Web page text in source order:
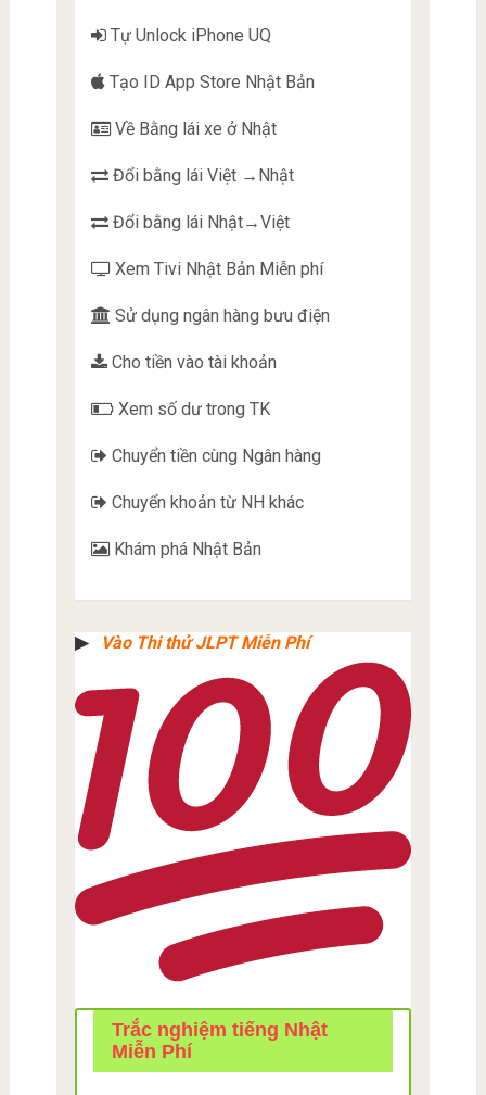
Tự Unlock iPhone UQ
Tạo ID App Store Nhật Bản
Về Bằng lái xe ở Nhật
Đổi bằng lái Việt →Nhật
Đổi bằng lái Nhật→Việt
Xem Tivi Nhật Bản Miễn phí
Sử dụng ngân hàng bưu điện
Cho tiền vào tài khoản
Xem số dư trong TK
Chuyển tiền cùng Ngân hàng
Chuyển khoản từ NH khác
Khám phá Nhật Bản
▶︎ Vào Thi thử JLPT Miễn Phí
Trắc nghiệm tiếng Nhật
Miễn Phí